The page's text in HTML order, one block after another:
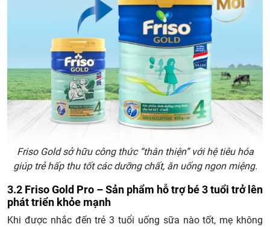
Friso Gold sở hữu công thức “thân thiện” với hệ tiêu hóa
giúp trẻ hấp thu tốt các dưỡng chất, ăn uống ngon miệng.
3.2 Friso Gold Pro – Sản phẩm hỗ trợ bé 3 tuổi trở lên
phát triển khỏe mạnh
Khi được nhắc đến trẻ 3 tuổi uống sữa nào tốt, mẹ không